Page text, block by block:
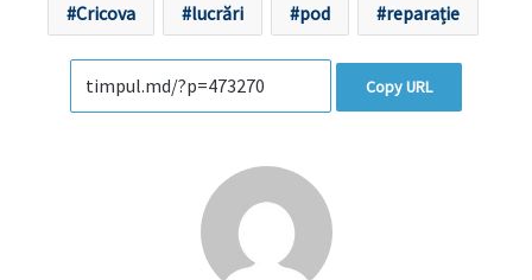
Cricova lucrări pod reparație
Copy URL